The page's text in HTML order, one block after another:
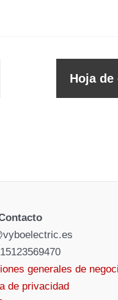
Hoja de
generales de
de privacidad